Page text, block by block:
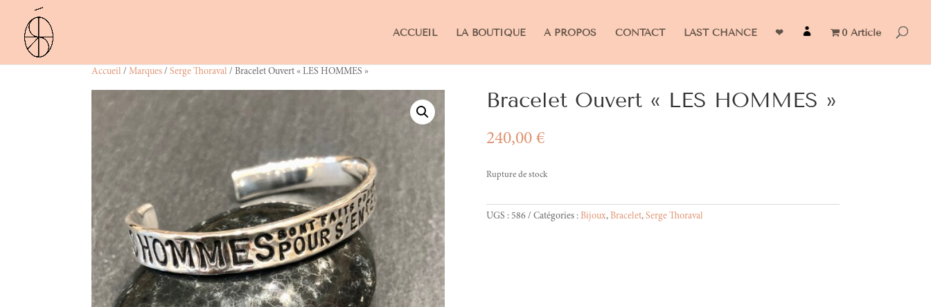
ACCUEIL LA BOUTIQUE A PROPOS CONTACT LAST CHANCE ❤ 0 Article
Accueil / Marques / Serge Thoraval / Bracelet Ouvert « LES HOMMES »
Bracelet Ouvert « LES HOMMES »
240,00 €
Rupture de stock
UGS : 586 Catégories : Bijoux, Bracelet, Serge Thoraval